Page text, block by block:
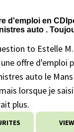
d'emploi en
auto .
to Estelle M.
offre d'emploi
auto le Mans
lorsque je
plus.